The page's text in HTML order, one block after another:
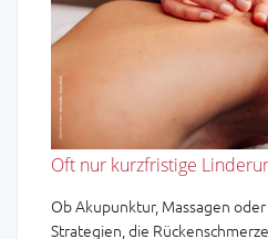
Oft nur kurzfristige
Ob Akupunktur, Massagen
Strategien, die